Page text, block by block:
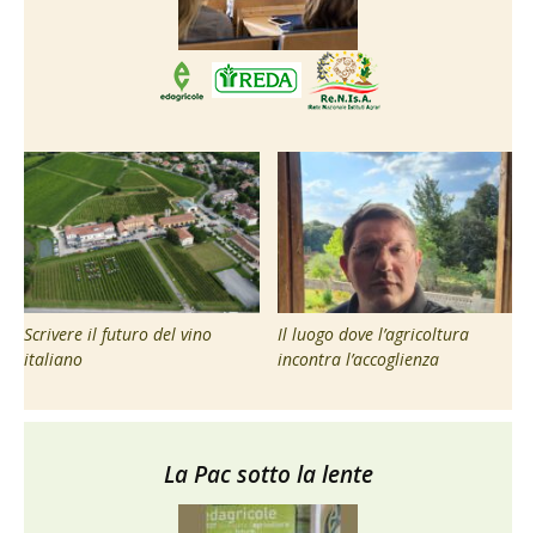
Scrivere il futuro del vino
italiano
Il luogo dove l’agricoltura
incontra l’accoglienza
La Pac sotto la lente